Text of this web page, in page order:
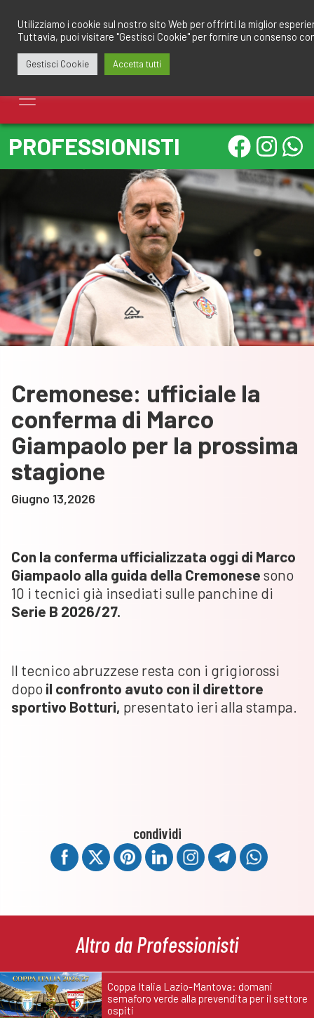
contenuto
PROFESSIONISTI
Cremonese: ufficiale la
conferma di Marco
Giampaolo per la prossima
stagione
Giugno 13,2026
Con la conferma ufficializzata oggi di Marco
Giampaolo alla guida della Cremonese sono
10 i tecnici già insediati sulle panchine di
Serie B 2026/27.
Il tecnico abruzzese resta con i grigiorossi
dopo il confronto avuto con il direttore
sportivo Botturi, presentato ieri alla stampa.
condividi
Altro da Professionisti
Coppa Italia Lazio-Mantova: domani
semaforo verde alla prevendita per il settore
ospiti
Utilizziamo i cookie sul nostro sito Web per offrirti la miglior
Tuttavia, puoi visitare "Gestisci Cookie" per fornire un consenso
Gestisci Cookie Accetta tutti